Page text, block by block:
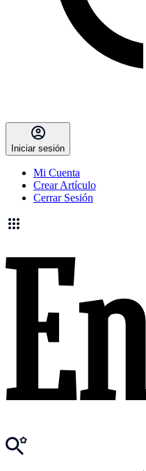
Iniciar sesión
Mi Cuenta
Crear Artículo
Cerrar Sesión